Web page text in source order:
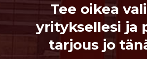
Tee oikea
yrityksellesi ja
tarjous jo